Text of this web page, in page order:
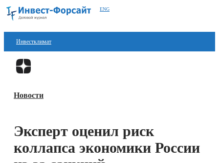
ENG
Инвестклимат
Финансы
Блокчейн
Новости
Эксперт оценил риск
коллапса экономики России